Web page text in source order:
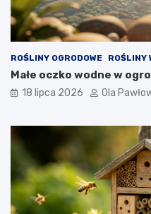
ROŚLINY OGRODOWE ROŚLINY
Małe oczko wodne w
18 lipca 2026 Ola